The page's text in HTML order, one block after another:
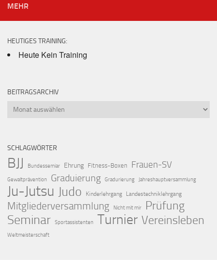
MEHR
HEUTIGES TRAINING:
Heute Kein Training
BEITRAGSARCHIV
Beitragsarchiv
SCHLAGWÖRTER
BJJ Bundessemiar Ehrung Fitness-Boxen Frauen-SV
Gewaltprävention Graduierung Gradurierung Jahreshauptversammlung
Ju-Jutsu Judo Kinderlehrgang Landestechniklehrgang
Mitgliederversammlung Nicht mit mir Prüfung
Seminar Sportassistenten Turnier Vereinsleben
Weltmeisterschaft